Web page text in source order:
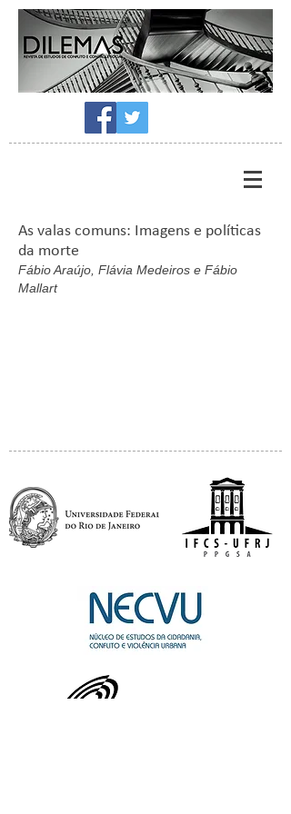
As valas comuns: Imagens e políticas
da morte
Fábio Araújo, Flávia Medeiros e Fábio
Mallart